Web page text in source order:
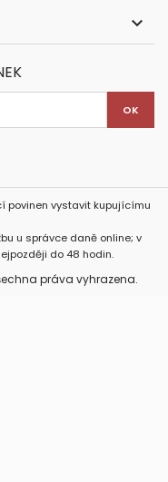

povinen vystavit kupujícímu
u správce daně online; v
do 48 hodin.
práva vyhrazena.